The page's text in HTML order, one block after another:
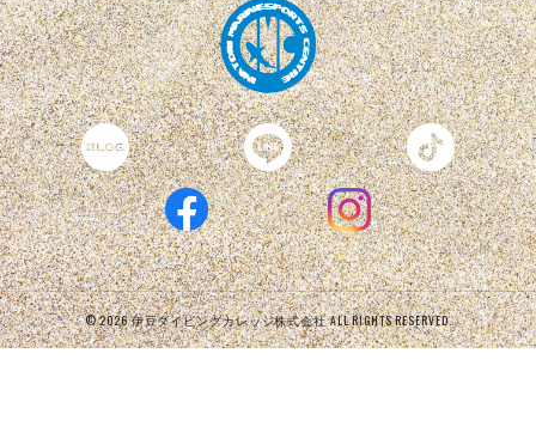
© 2026 伊豆ダイビングカレッジ株式会社 ALL RIGHTS RESERVED.